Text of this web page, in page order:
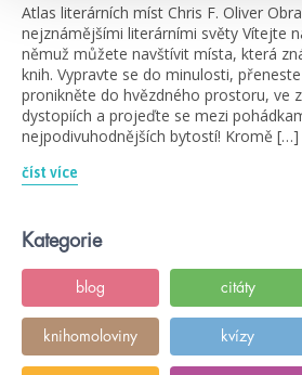
Atlas literárních míst Chris F. Oliver
nejznámějšími literárními světy Vítejte
němuž můžete navštívit místa, která
knih. Vypravte se do minulosti,
pronikněte do hvězdného prostoru, ve
dystopiích a projeďte se mezi
nejpodivuhodnějších bytostí! Kromě […]
číst více
Kategorie
blog citáty
knihomoloviny kvízy